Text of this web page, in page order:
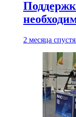
2 месяца спустя